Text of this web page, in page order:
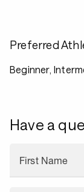
Preferred
Beginner,
Have a
First Name